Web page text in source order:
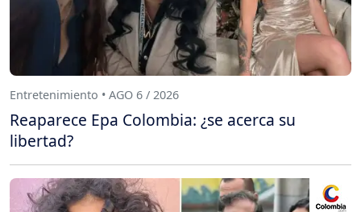
Entretenimiento • AGO 6 / 2026
Reaparece Epa Colombia: ¿se acerca su
libertad?